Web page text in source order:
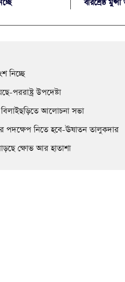
বীরশ্রেষ্ঠ
নিচ্ছে
পররাষ্ট্র উপদেষ্টা
বিলাইছড়িতে আলোচনা সভা
পদক্ষেপ নিতে হবে-ঊষাতন তালুকদার
ক্ষোভ আর হাতাশা